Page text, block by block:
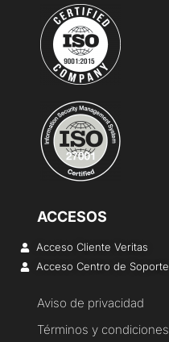
ACCESOS
Acceso Cliente Veritas
Acceso Centro de Soporte
Aviso de privacidad
Términos y condiciones